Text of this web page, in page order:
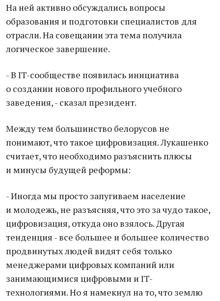
На ней активно обсуждались вопросы
образования и подготовки специалистов для
отрасли. На совещании эта тема получила
логическое завершение.
- В IT-сообществе появилась инициатива
о создании нового профильного учебного
заведения, - сказал президент.
Между тем большинство белорусов не
понимают, что такое цифровизация. Лукашенко
считает, что необходимо разъяснить плюсы
и минусы будущей реформы:
- Иногда мы просто запугиваем население
и молодежь, не разъясняя, что это за чудо такое,
цифровизация, откуда оно взялось. Другая
тенденция - все большее и большее количество
продвинутых людей видят себя только
менеджерами цифровых компаний или
занимающимися цифровыми и IT-
технологиями. Но я намекнул на то, что землю